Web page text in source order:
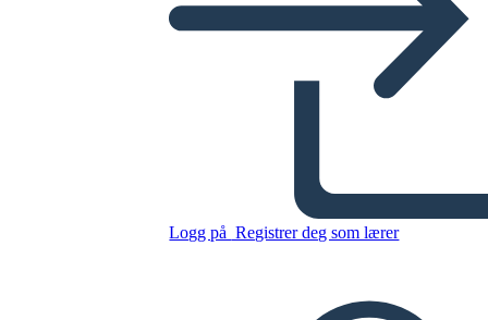
Logg på Registrer deg som lærer